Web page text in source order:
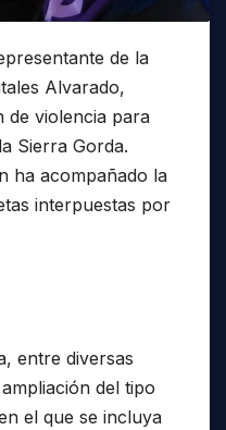
de la
Alvarado,
de violencia para
Sierra Gorda.
ha acompañado la
interpuestas por
entre diversas
del tipo
el que se incluya